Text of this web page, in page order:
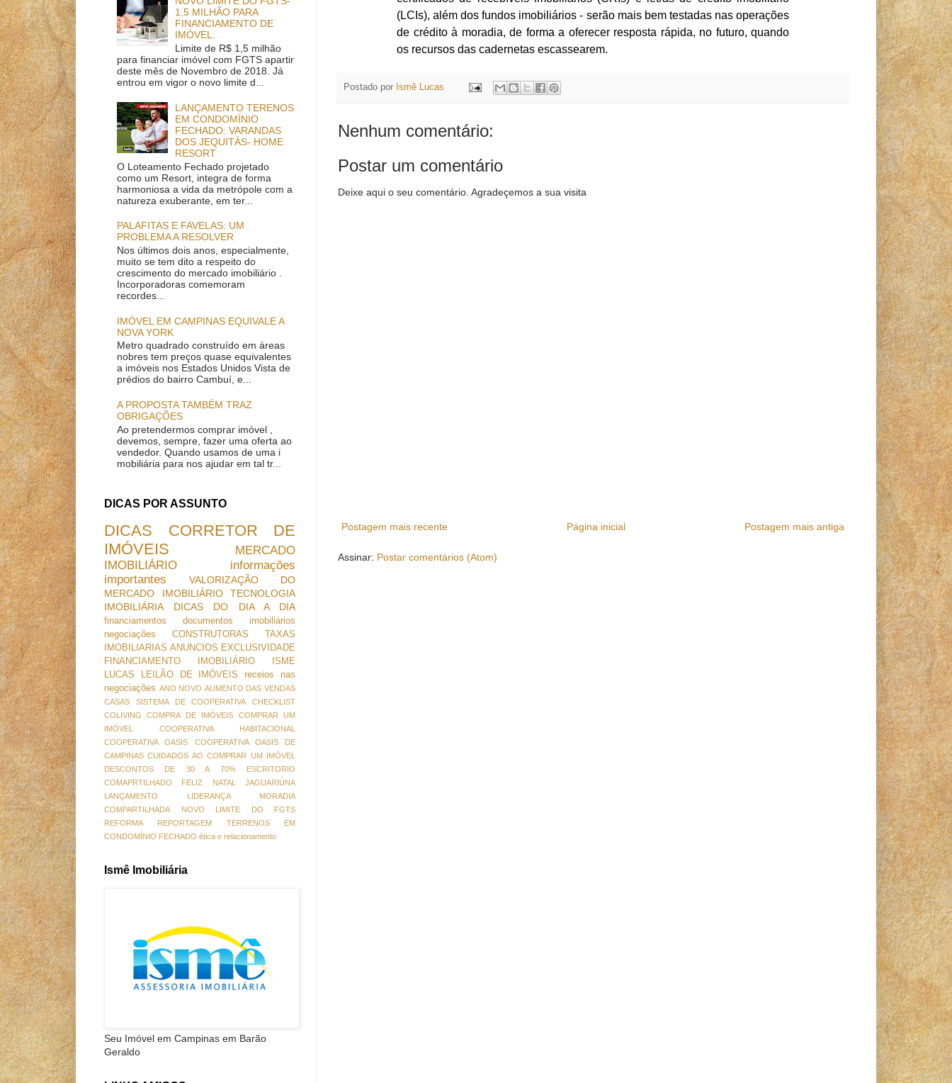
(LCIs), além dos fundos imobiliários - serão mais bem testadas nas operações
de crédito à moradia, de forma a oferecer resposta rápida, no futuro, quando
os recursos das cadernetas escassearem.
Postado por Ismê Lucas
Nenhum comentário:
Postar um comentário
Deixe aqui o seu comentário. Agradeçemos a sua visita
Postagem mais recente Postagem mais antiga
Página inicial
Assinar: Postar comentários (Atom)
1,5 MILHÃO PARA
FINANCIAMENTO DE
IMÓVEL.
Limite de R$ 1,5 milhão
para financiar imóvel com FGTS apartir
deste mês de Novembro de 2018. Já
entrou em vigor o novo limite d...
LANÇAMENTO TERENOS
EM CONDOMÍNIO
FECHADO: VARANDAS
DOS JEQUITÁS- HOME
RESORT
O Loteamento Fechado projetado
como um Resort, integra de forma
harmoniosa a vida da metrópole com a
natureza exuberante, em ter...
PALAFITAS E FAVELAS: UM
PROBLEMA A RESOLVER
Nos últimos dois anos, especialmente,
muito se tem dito a respeito do
crescimento do mercado imobiliário .
Incorporadoras comemoram
recordes...
IMÓVEL EM CAMPINAS EQUIVALE A
NOVA YORK
Metro quadrado construído em áreas
nobres tem preços quase equivalentes
a imóveis nos Estados Unidos Vista de
prédios do bairro Cambuí, e...
A PROPOSTA TAMBÉM TRAZ
OBRIGAÇÕES
Ao pretendermos comprar imóvel ,
devemos, sempre, fazer uma oferta ao
vendedor. Quando usamos de uma i
mobiliária para nos ajudar em tal tr...
DICAS POR ASSUNTO
DICAS
CORRETOR DE
IMÓVEIS
MERCADO
IMOBILIÁRIO
informações
importantes
VALORIZAÇÃO DO
MERCADO IMOBILIÁRIO
TECNOLOGIA
IMOBILIÁRIA
DICAS DO DIA A DIA
financiamentos
documentos imobiliários
negociações
CONSTRUTORAS
TAXAS
IMOBILIARIAS ANUNCIOS EXCLUSIVIDADE
FINANCIAMENTO IMOBILIÁRIO
ISME
LUCAS
LEILÃO DE IMÓVEIS
receios nas
negociações ANO NOVO AUMENTO DAS VENDAS
CASAS SISTEMA DE COOPERATIVA
CHECKLIST
COLIVING
COMPRA DE IMÓVEIS
COMPRAR UM
IMÓVEL
COOPERATIVA HABITACIONAL
COOPERATIVA OASIS
COOPERATIVA OASIS DE
CAMPINAS CUIDADOS AO COMPRAR UM IMÓVEL
DESCONTOS DE 30 A 70%
ESCRITORIO
COMAPRTILHADO
FELIZ NATAL
JAGUARIÚNA
LANÇAMENTO
LIDERANÇA
MORADIA
COMPARTILHADA
NOVO LIMITE DO FGTS
REFORMA
REPORTAGEM
TERRENOS EM
CONDOMÍNIO FECHADO ética e relacionamento
Ismê Imobiliária
Seu Imóvel em Campinas em Barão
Geraldo